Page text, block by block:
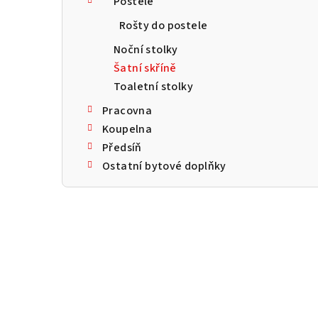
Rošty do postele
Noční stolky
Šatní skříně
Toaletní stolky
Pracovna
Koupelna
Předsíň
Ostatní bytové doplňky